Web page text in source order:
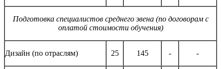
Подготовка специалистов среднего звена (по договорам с
оплатой стоимости обучения)
Дизайн (по отраслям) 25 145 - -